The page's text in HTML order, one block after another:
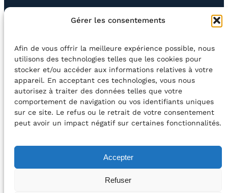
Gérer les consentements
Afin de vous offrir la meilleure expérience possible, nous
utilisons des technologies telles que les cookies pour
stocker et/ou accéder aux informations relatives à votre
appareil. En acceptant ces technologies, vous nous
autorisez à traiter des données telles que votre
comportement de navigation ou vos identifiants uniques
sur ce site. Le refus ou le retrait de votre consentement
peut avoir un impact négatif sur certaines fonctionnalités.
Accepter
Refuser
EN QUESTION BOUTIQUE NEWSLETTER
CONTACT
Rechercher
©2026 Centre Avec asblBE33 5230​ 8091​ 4546
avec le soutien de la Fédération Wallonie-Bruxelles
POLITIQUE DE CONFIDENTIALITÉ